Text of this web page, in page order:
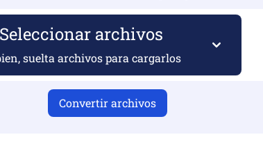
Seleccionar archivos
suelta archivos para cargarlos
Convertir archivos